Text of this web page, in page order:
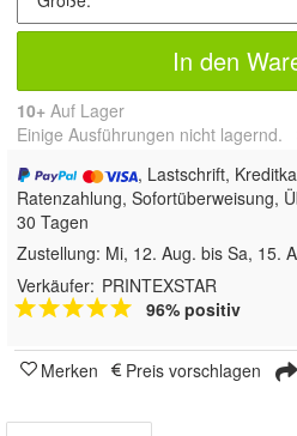
In den
10+ Auf Lager
Einige Ausführungen nicht lagernd.
, Lastschrift,
Ratenzahlung, Sofortüberweisung,
30 Tagen
Zustellung: Mi, 12. Aug. bis Sa, 15.
Verkäufer: PRINTEXSTAR
96% positiv
Merken Preis vorschlagen